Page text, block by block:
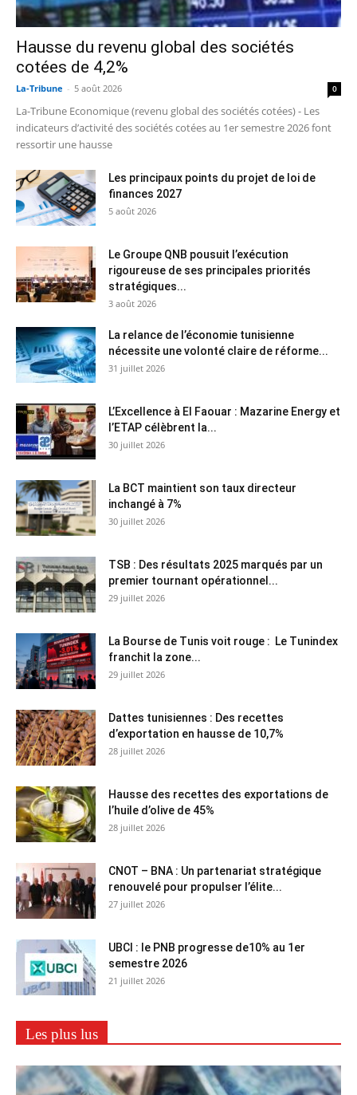
Hausse du revenu global des sociétés
cotées de 4,2%
La-Tribune - 5 août 2026 0
La-Tribune Economique (revenu global des sociétés cotées) - Les
indicateurs d’activité des sociétés cotées au 1er semestre 2026 font
ressortir une hausse
Les principaux points du projet de loi de
finances 2027
5 août 2026
Le Groupe QNB pousuit l’exécution
rigoureuse de ses principales priorités
stratégiques...
3 août 2026
La relance de l’économie tunisienne
nécessite une volonté claire de réforme...
31 juillet 2026
L’Excellence à El Faouar : Mazarine Energy et
l’ETAP célèbrent la...
30 juillet 2026
La BCT maintient son taux directeur
inchangé à 7%
30 juillet 2026
TSB : Des résultats 2025 marqués par un
premier tournant opérationnel...
29 juillet 2026
La Bourse de Tunis voit rouge : Le Tunindex
franchit la zone...
29 juillet 2026
Dattes tunisiennes : Des recettes
d’exportation en hausse de 10,7%
28 juillet 2026
Hausse des recettes des exportations de
l’huile d’olive de 45%
28 juillet 2026
CNOT – BNA : Un partenariat stratégique
renouvelé pour propulser l’élite...
27 juillet 2026
UBCI : le PNB progresse de10% au 1er
semestre 2026
21 juillet 2026
Les plus lus